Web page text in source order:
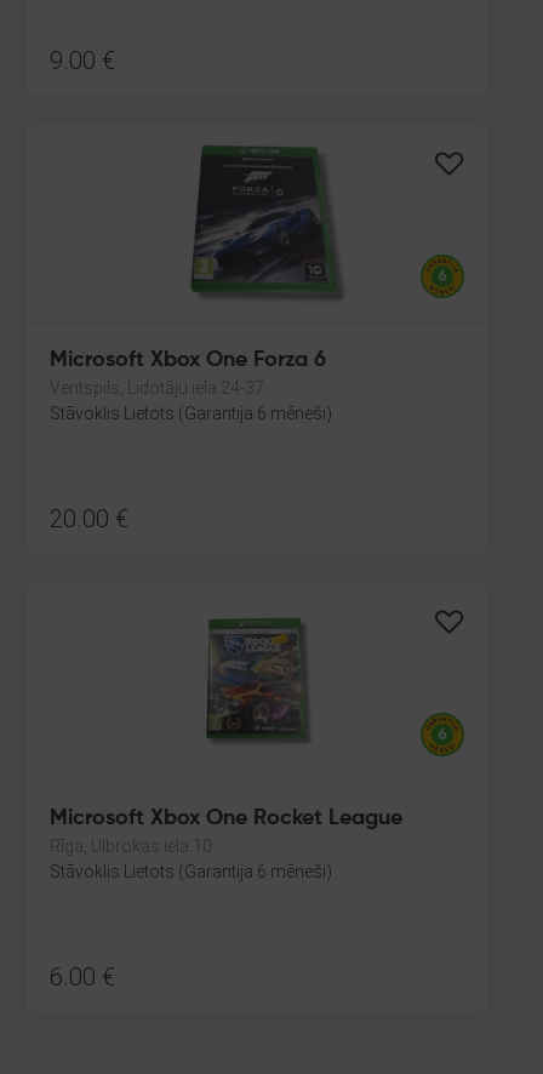
9.00 €
Microsoft Xbox One Forza 6
Ventspils, Lidotāju iela 24-37
Stāvoklis Lietots (Garantija 6 mēneši)
20.00 €
Microsoft Xbox One Rocket League
Rīga, Ulbrokas iela 10
Stāvoklis Lietots (Garantija 6 mēneši)
6.00 €